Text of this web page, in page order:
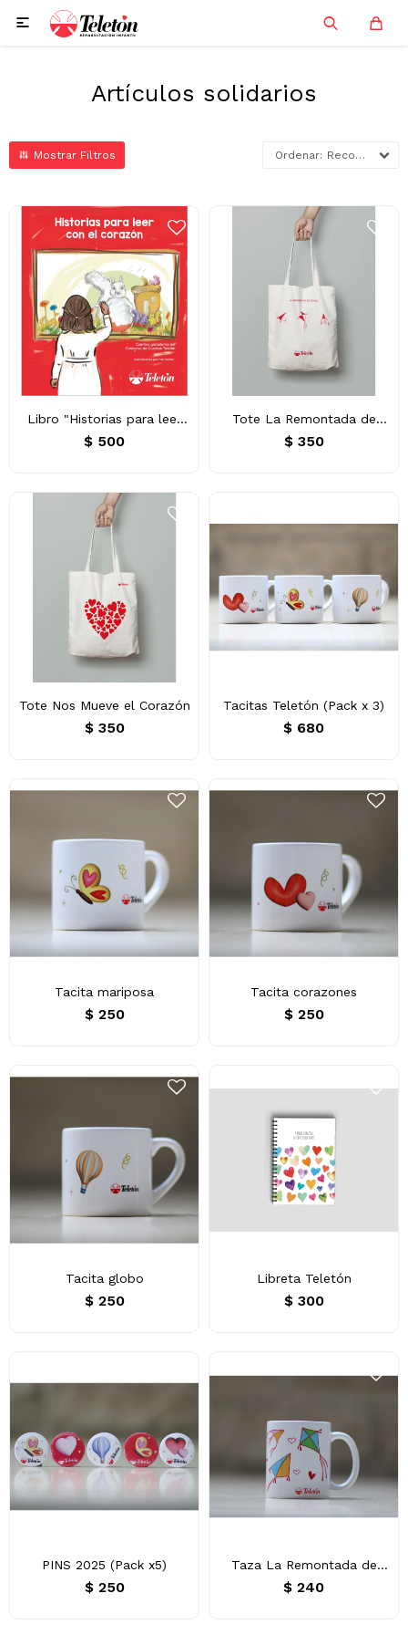

Artículos solidarios
Recomendados
Libro "Historias para leer
con el corazón"
$ 500
Tote La Remontada de
Todos
$ 350
Tote Nos Mueve el Corazón
$ 350
Tacitas Teletón (Pack x 3)
$ 680
Tacita mariposa
$ 250
Tacita corazones
$ 250
Tacita globo
$ 250
Libreta Teletón
$ 300
PINS 2025 (Pack x5)
$ 250
Taza La Remontada de
Todos
$ 240